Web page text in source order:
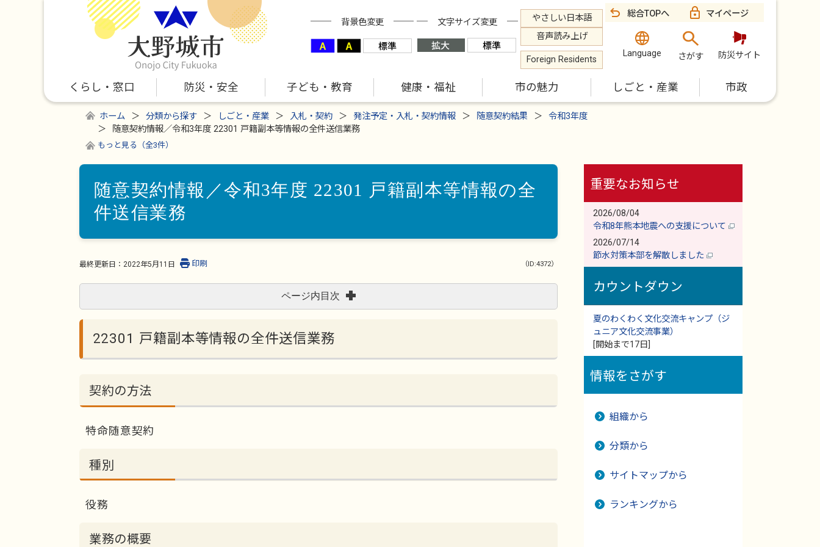
背景色変更 文字サイズ変更
やさしい日本語
音声読み上げ
Foreign Residents
総合TOPへ マイページ
Language さがす 防災サイト
くらし・窓口 防災・安全 子ども・教育 健康・福祉 市の魅力 しごと・産業 市政
ホーム 分類から探す しごと・産業 入札・契約 発注予定・入札・契約情報 随意契約結果
令和3年度
随意契約情報／令和3年度 22301 戸籍副本等情報の全件送信業務
もっと見る（全3件）
随意契約情報／令和3年度 22301 戸籍副本等情報の全
件送信業務
最終更新日： 2022年5月11日 （ID:4372）
印刷
ページ内目次
22301 戸籍副本等情報の全件送信業務
契約の方法
特命随意契約
種別
役務
業務の概要
重要なお知らせ
2026/08/04
令和8年熊本地震への支援について
2026/07/14
節水対策本部を解散しました
カウントダウン
夏のわくわく文化交流キャンプ（ジ
ュニア文化交流事業）
[開始まで17日]
情報をさがす
組織から
分類から
サイトマップから
ランキングから